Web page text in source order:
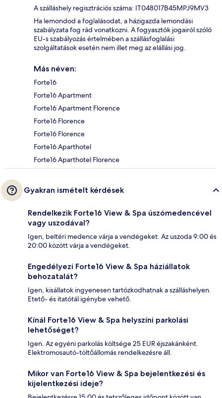
A szálláshely regisztrációs száma: IT048017B45MPJ9MV3
Ha lemondod a foglalásodat, a házigazda lemondási
szabályzata fog rád vonatkozni. A fogyasztók jogairól szóló
EU-s szabályozás értelmében a szállásfoglalási
szolgáltatások esetén nem illet meg az elállási jog.
Más néven:
Forte16
Forte16 Apartment
Forte16 Apartment Florence
Forte16 Florence
Forte16 Florence
Forte16 Aparthotel
Forte16 Aparthotel Florence
Gyakran ismételt kérdések
Rendelkezik Forte16 View & Spa úszómedencével
vagy uszodával?
Igen, beltéri medence várja a vendégeket. Az uszoda 9:00 és
20:00 között várja a vendégeket.
Engedélyezi Forte16 View & Spa háziállatok
behozatalát?
Igen, kisállatok ingyenesen tartózkodhatnak a szálláshelyen.
Etető- és itatótál igénybe vehető.
Kínál Forte16 View & Spa helyszíni parkolási
lehetőséget?
Igen. Az egyéni parkolás költsége 25 EUR éjszakánként.
Elektromosautó-töltőállomás rendelkezésre áll.
Mikor van Forte16 View & Spa bejelentkezési és
kijelentkezési ideje?